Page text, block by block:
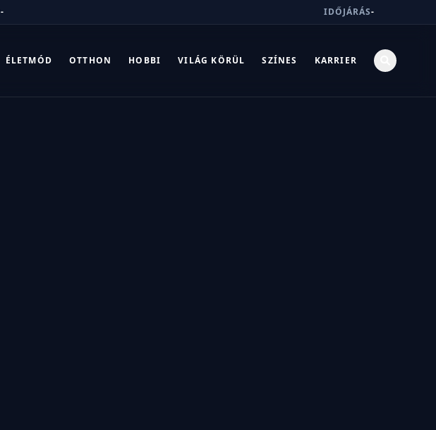
- IDŐJÁRÁS-
ÉLETMÓD OTTHON HOBBI VILÁG KÖRÜL SZÍNES KARRIER